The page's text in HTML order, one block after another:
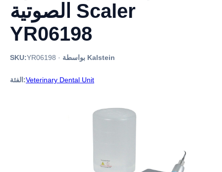
الصوتية Scaler
YR06198
SKU:YR06198 · بواسطة Kalstein
الفئة:Veterinary Dental Unit